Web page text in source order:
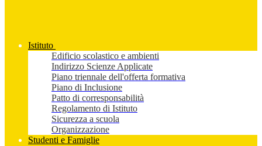
Istituto
Edificio scolastico e ambienti
Indirizzo Scienze Applicate
Piano triennale dell'offerta formativa
Piano di Inclusione
Patto di corresponsabilità
Regolamento di Istituto
Sicurezza a scuola
Organizzazione
Studenti e Famiglie